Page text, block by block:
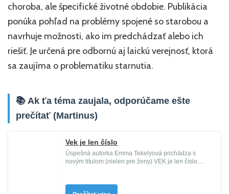
choroba, ale špecifické životné obdobie. Publikácia
ponúka pohľad na problémy spojené so starobou a
navrhuje možnosti, ako im predchádzať alebo ich
riešiť. Je určená pre odbornú aj laickú verejnosť, ktorá
sa zaujíma o problematiku starnutia.
📚 Ak ťa téma zaujala, odporúčame ešte
prečítať (Martinus)
Vek je len číslo
Úspešná autorka Emma Tekelyová prichádza s
novým titulom (nielen pre ženy) VEK je len číslo.